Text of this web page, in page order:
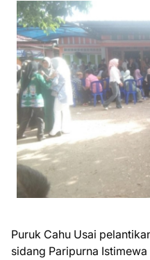
Puruk Cahu Usai
sidang Paripurna